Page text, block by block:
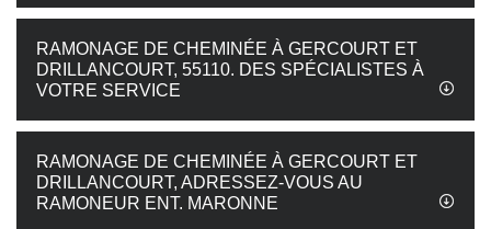
RAMONAGE DE CHEMINÉE À GERCOURT ET
DRILLANCOURT, 55110. DES SPÉCIALISTES À
VOTRE SERVICE
RAMONAGE DE CHEMINÉE À GERCOURT ET
DRILLANCOURT, ADRESSEZ-VOUS AU
RAMONEUR ENT. MARONNE